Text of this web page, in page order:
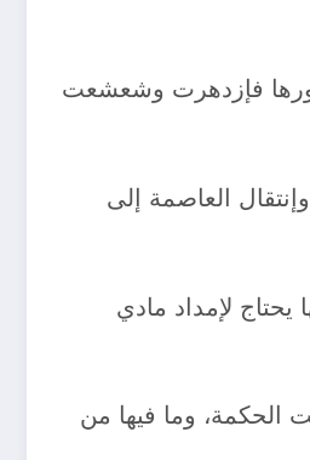
وطورها فإزدهرت وشعشعت
(170 – 218) هجرية، وبعد أن تولى المعتصم الخلافة (218 -227) هجرية، وإنتقال العاصمة إلى
يحتاج لإمداد مادي
قرون (438) سنة، فهل يعقل أن بناية بيت الحكمة، وما فيها من